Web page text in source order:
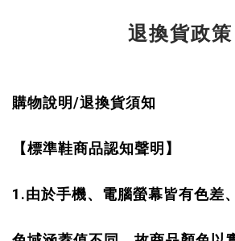
退換貨政策
購物說明 /退換貨須知
【標準鞋商品認知聲明】
1.由於手機、電腦螢幕皆有色差